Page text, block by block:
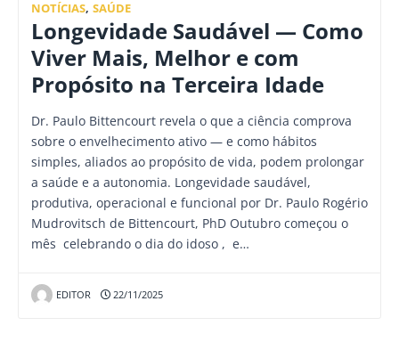
NOTÍCIAS, SAÚDE
Longevidade Saudável — Como
Viver Mais, Melhor e com
Propósito na Terceira Idade
Dr. Paulo Bittencourt revela o que a ciência comprova
sobre o envelhecimento ativo — e como hábitos
simples, aliados ao propósito de vida, podem prolongar
a saúde e a autonomia. Longevidade saudável,
produtiva, operacional e funcional por Dr. Paulo Rogério
Mudrovitsch de Bittencourt, PhD Outubro começou o
mês celebrando o dia do idoso , e…
EDITOR 22/11/2025